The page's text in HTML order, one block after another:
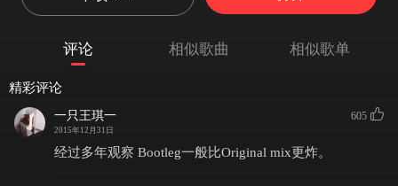
评论 相似歌曲 相似歌单
精彩评论
一只王琪一
2015年12月31日
605
经过多年观察 Bootleg一般比Original mix更炸。